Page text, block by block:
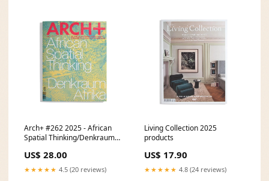
Arch+ #262 2025 - African
Spatial Thinking/Denkraum
US$ 28.00
★★★★★ 4.5 (20 reviews)
Living Collection 2025
products
US$ 17.90
★★★★★ 4.8 (24 reviews)